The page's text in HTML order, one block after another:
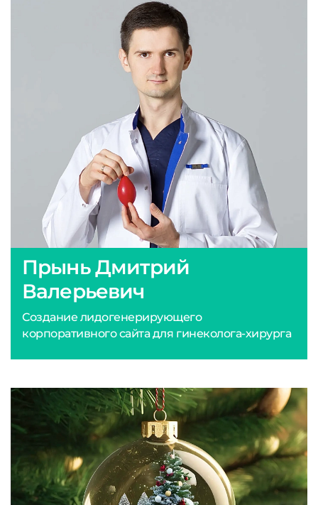
Прынь Дмитрий
Валерьевич
Создание лидогенерирующего
корпоративного сайта для гинеколога-хирурга